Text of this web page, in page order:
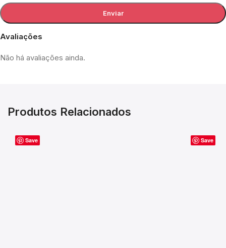
Avaliações
Não há avaliações ainda.
Produtos Relacionados
Save Save